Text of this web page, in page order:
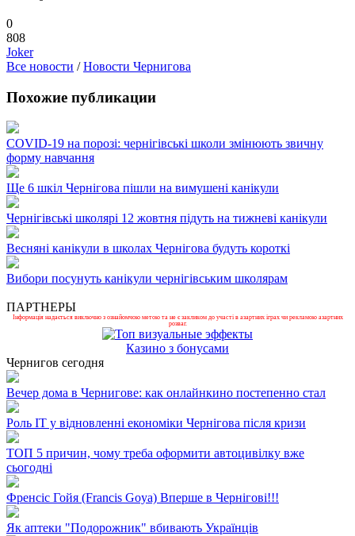
0
808
Joker
Все новости /Новости Чернигова
Похожие публикации
COVID-19 на порозі: чернігівські школи змінюють звичну
форму навчання
Ще 6 шкіл Чернігова пішли на вимушені канікули
Чернігівські школярі 12 жовтня підуть на тижневі канікули
Весняні канікули в школах Чернігова будуть короткі
Вибори посунуть канікули чернігівським школярам
ПАРТНЕРЫ
Інформація надається виключно з ознайомчою метою та не є закликом до участі в азартних іграх чи рекламою азартних
розваг.
Казино з бонусами
Чернигов сегодня
Вечер дома в Чернигове: как онлайнкино постепенно стал
Роль ІТ у відновленні економіки Чернігова після кризи
ТОП 5 причин, чому треба оформити автоцивілку вже
сьогодні
Френсіс Гойя (Francis Goya) Вперше в Чернігові!!!
Як аптеки "Подорожник" вбивають Українців